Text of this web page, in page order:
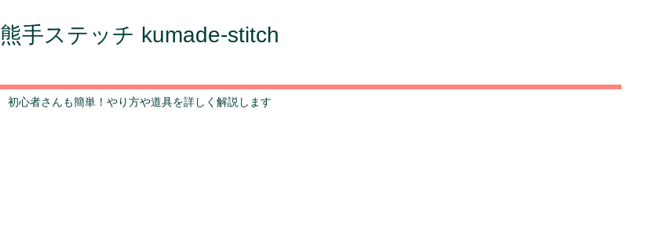
熊手ステッチ kumade-stitch
初心者さんも簡単！やり方や道具を詳しく解説します